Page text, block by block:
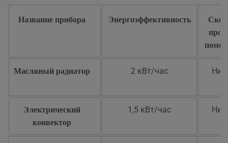
Название прибора Энергоэффективность
Масляный радиатор 2 кВт/час
Электрический
конвектор
1,5 кВт/час